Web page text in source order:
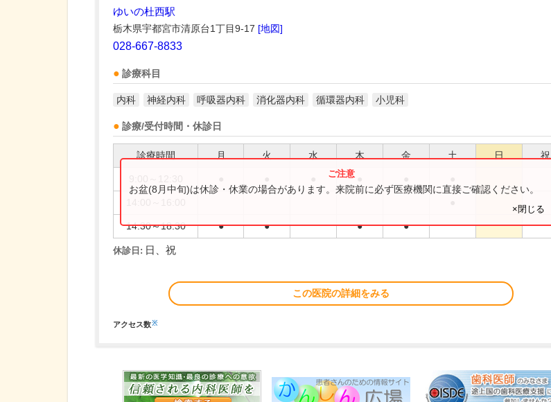
ゆいの杜西駅
栃木県宇都宮市清原台1丁目9-17 [地図]
028-667-8833
診療科目
内科 神経内科 呼吸器内科 消化器内科 循環器内科 小児科
診療/受付時間・休診日
診療時間 月 火 水 木 金 土 日 祝
14:30～18:30 ● ● ● ●
お盆(8月中旬)は休診・休業の場合があります。来院前に必ず医療機関に直接ご確認ください。
×閉じる
休診日: 日、祝
この医院の詳細をみる
アクセス数※